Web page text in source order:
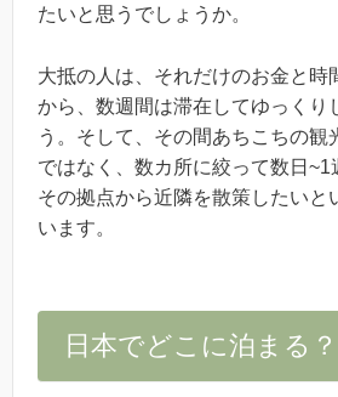
たいと思うでしょうか。
大抵の人は、それだけのお金と時
から、数週間は滞在してゆっくり
う。そして、その間あちこちの観
ではなく、数カ所に絞って数日~1
その拠点から近隣を散策したいと
います。
日本でどこに泊まる？